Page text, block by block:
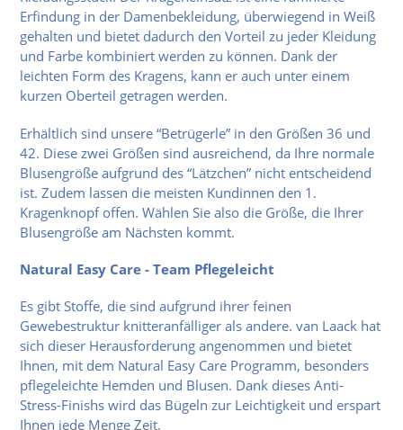
Erfindung in der Damenbekleidung, überwiegend in Weiß
gehalten und bietet dadurch den Vorteil zu jeder Kleidung
und Farbe kombiniert werden zu können. Dank der
leichten Form des Kragens, kann er auch unter einem
kurzen Oberteil getragen werden.
Erhältlich sind unsere “Betrügerle” in den Größen 36 und
42. Diese zwei Größen sind ausreichend, da Ihre normale
Blusengröße aufgrund des “Lätzchen” nicht entscheidend
ist. Zudem lassen die meisten Kundinnen den 1.
Kragenknopf offen. Wählen Sie also die Größe, die Ihrer
Blusengröße am Nächsten kommt.
Natural Easy Care - Team Pflegeleicht
Es gibt Stoffe, die sind aufgrund ihrer feinen
Gewebestruktur knitteranfälliger als andere. van Laack hat
sich dieser Herausforderung angenommen und bietet
Ihnen, mit dem Natural Easy Care Programm, besonders
pflegeleichte Hemden und Blusen. Dank dieses Anti-
Stress-Finishs wird das Bügeln zur Leichtigkeit und erspart
Ihnen jede Menge Zeit.